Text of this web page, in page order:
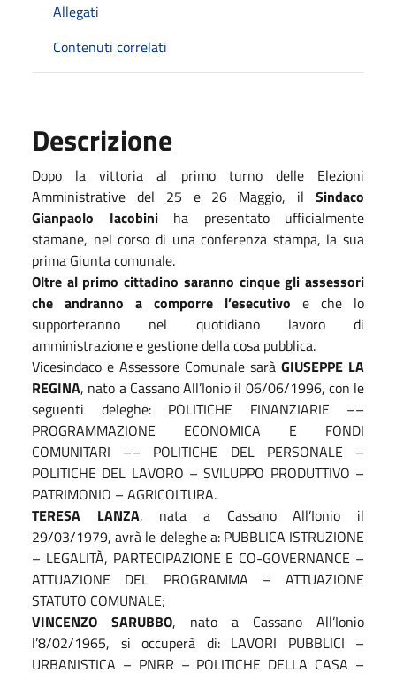
Allegati
Contenuti correlati
Descrizione
Dopo la vittoria al primo turno delle Elezioni
Amministrative del 25 e 26 Maggio, il Sindaco
Gianpaolo Iacobiniha presentato ufficialmente
stamane, nel corso di una conferenza stampa, la sua
prima Giunta comunale.
Oltre al primo cittadino saranno cinque gli assessori
che andranno a comporre l’esecutivo e che lo
supporteranno nel quotidiano lavoro di
amministrazione e gestione della cosa pubblica.
Vicesindaco e Assessore Comunale sarà GIUSEPPE LA
REGINA, nato a Cassano All’Ionio il 06/06/1996, con le
seguenti deleghe: POLITICHE FINANZIARIE ––
PROGRAMMAZIONE ECONOMICA E FONDI
COMUNITARI –– POLITICHE DEL PERSONALE –
POLITICHE DEL LAVORO – SVILUPPO PRODUTTIVO –
PATRIMONIO – AGRICOLTURA.
TERESA LANZA, nata a Cassano All’Ionio il
29/03/1979, avrà le deleghe a: PUBBLICA ISTRUZIONE
– LEGALITÀ, PARTECIPAZIONE E CO-GOVERNANCE –
ATTUAZIONE DEL PROGRAMMA – ATTUAZIONE
STATUTO COMUNALE;
VINCENZO SARUBBO, nato a Cassano All’Ionio
l’8/02/1965, si occuperà di: LAVORI PUBBLICI –
URBANISTICA – PNRR – POLITICHE DELLA CASA –